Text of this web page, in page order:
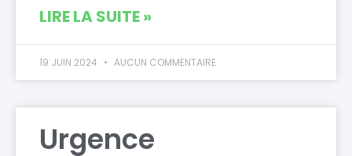
LIRE LA SUITE »
19 JUIN 2024 AUCUN COMMENTAIRE
Urgence